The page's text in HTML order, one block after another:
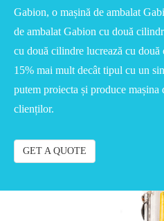
Gabion, o mașină de ambalat
de ambalat Gabion cu două
cu două cilindre lucrează cu
15% mai mult decât tipul cu un
putem proiecta și produce
clienților.
GET A QUOTE